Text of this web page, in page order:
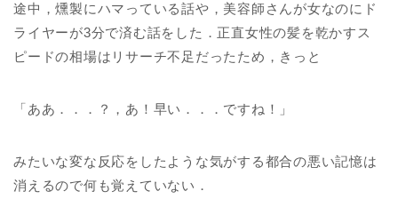
途中，燻製にハマっている話や，美容師さんが女なのにド
ライヤーが3分で済む話をした．正直女性の髪を乾かすス
ピードの相場はリサーチ不足だったため，きっと
「ああ．．．？，あ！早い．．．ですね！」
みたいな変な反応をしたような気がする都合の悪い記憶は
消えるので何も覚えていない．